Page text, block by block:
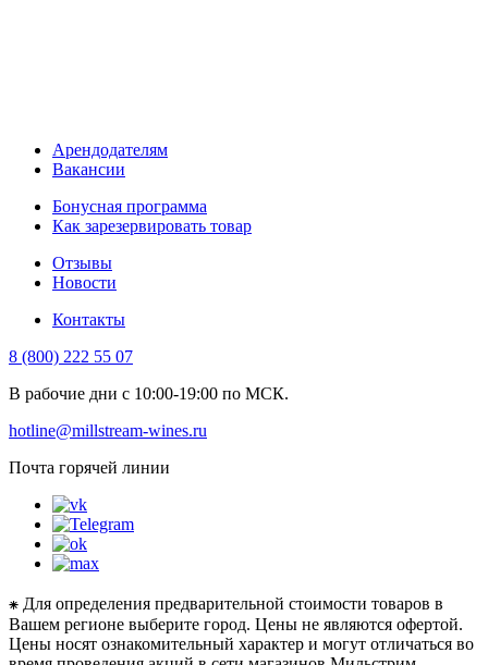
Арендодателям
Вакансии
Бонусная программа
Как зарезервировать товар
Отзывы
Новости
Контакты
8 (800) 222 55 07
В рабочие дни с 10:00-19:00 по МСК.
hotline@millstream-wines.ru
Почта горячей линии
⁕ Для определения предварительной стоимости товаров в
Вашем регионе выберите город. Цены не являются офертой.
Цены носят ознакомительный характер и могут отличаться во